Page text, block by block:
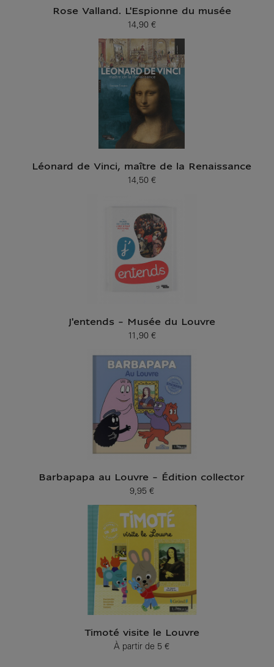
Rose Valland. L'Espionne du musée
Prix ​​actuel
14,90 €
Léonard de Vinci, maître de la Renaissance
Prix ​​actuel
14,50 €
J'entends - Musée du Louvre
Prix ​​actuel
11,90 €
Barbapapa au Louvre - Édition collector
Prix ​​actuel
9,95 €
Timoté visite le Louvre
À partir dePrix ​​actuel
5 €